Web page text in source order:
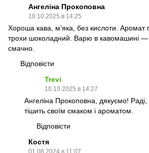
Ангеліна Прокоповна
10.10.2025 в 14:25
Хороша кава, м’яка, без кислоти. Аромат
трохи шоколадний. Варю в кавомашині —
смачно.
Відповісти
Trevi
10.10.2025 в 14:27
Ангеліна Прокоповна, дякуємо!
тішить своїм смаком і ароматом.
Відповісти
Костя
01.08.2024 в 11:07